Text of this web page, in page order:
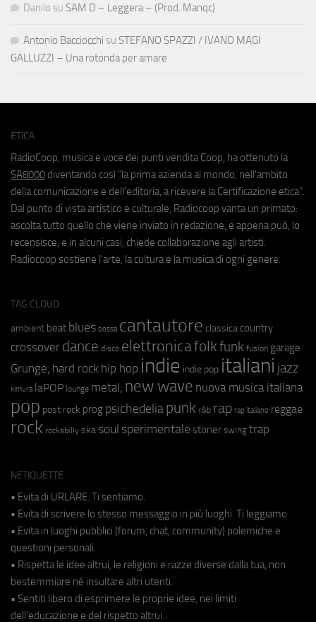
Danilo su SAM D – Leggera – (Prod. Manqc)
Antonio Bacciocchi su STEFANO SPAZZI / IVANO MAGI
GALLUZZI – Una rotonda per amare
ETICA
RadioCoop, musica e voce dei punti vendita Coop, ha ottenuto la
SA8000 diventando così "la prima azienda al mondo, nell'ambito
della comunicazione e dell'editoria, a ricevere la Certificazione etica".
Dal punto di vista artistico e culturale, Radiocoop vanta un primato:
ascolta tutto quello che viene inviato in redazione, e appena può, lo
recensisce, e in alcuni casi, chiede collaborazione agli artisti.
Radiocoop sostiene l'arte, la cultura e la musica di ogni genere.
TAG CLOUD
ambient beat blues bossa cantautore classica country
crossover dance disco elettronicafolkfunk fusion garage
Grunge; hard rock hip hop indie indie pop italiani jazz
kimura laPOP lounge metal; new wave nuova musica italiana
pop post rock prog psichedeliapunk r&b rap rap italiano reggae
rock rockabilly ska soul sperimentale stoner swing trap
NETIQUETTE
• Evita di URLARE. Ti sentiamo.
• Evita di scrivere lo stesso messaggio in più luoghi. Ti leggiamo.
• Evita in luoghi pubblici (forum, chat, community) polemiche e
questioni personali.
• Rispetta le idee altrui, le religioni e razze diverse dalla tua, non
bestemmiare né insultare altri utenti.
• Sentiti libero di esprimere le proprie idee, nei limiti
dell'educazione e del rispetto altrui.